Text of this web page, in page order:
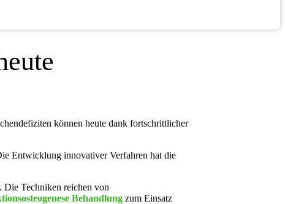
können heute dank fortschrittlicher
Entwicklung innovativer Verfahren hat die
Die Techniken reichen von
Behandlung zum Einsatz